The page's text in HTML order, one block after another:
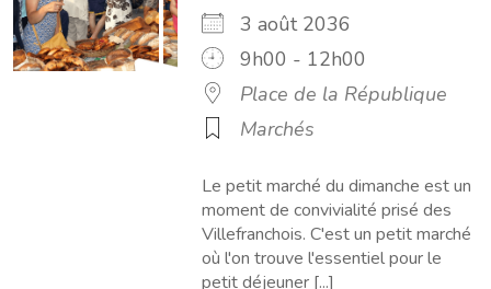
3 août 2036
9h00 - 12h00
Place de la République
Marchés
Le petit marché du dimanche est un
moment de convivialité prisé des
Villefranchois. C'est un petit marché
où l'on trouve l'essentiel pour le
petit déjeuner [...]